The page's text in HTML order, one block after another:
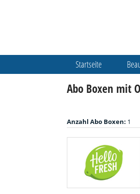
Startseite
Abo Boxen mit
Anzahl Abo Boxen: 1